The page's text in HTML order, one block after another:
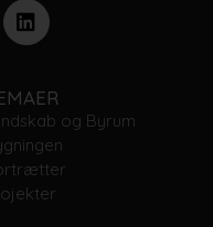
og Byrum